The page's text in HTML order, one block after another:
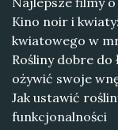
Kino noir i
kwiatowego w
Rośliny dobre do
ożywić swoje
Jak ustawić
funkcjonalności